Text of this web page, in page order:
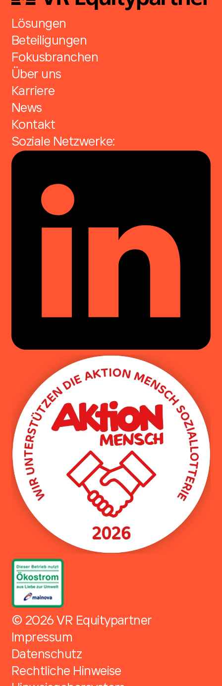
Lösungen
Beteiligungen
Fokusbranchen
Über uns
Karriere
News
Kontakt
Soziale Netzwerke:
© 2026 VR Equitypartner
Impressum
Datenschutz
Rechtliche Hinweise